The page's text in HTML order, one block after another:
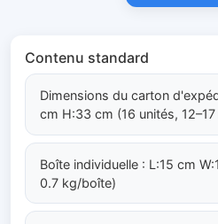
Contenu standard
Dimensions du carton
cm H:33 cm (16 unités,
Boîte individuelle : L:15 cm
0.7 kg/boîte)